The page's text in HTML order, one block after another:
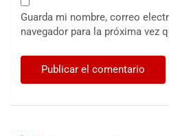
Guarda mi nombre, correo
navegador para la próxima vez